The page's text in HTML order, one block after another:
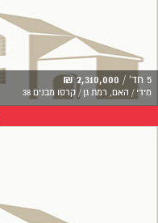
5 חד' / 2,310,000 ₪
מידי / האם, רמת גן / קרסו מבנים 38